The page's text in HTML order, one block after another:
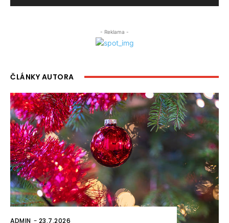
- Reklama -
ČLÁNKY AUTORA
ADMIN - 23.7.2026